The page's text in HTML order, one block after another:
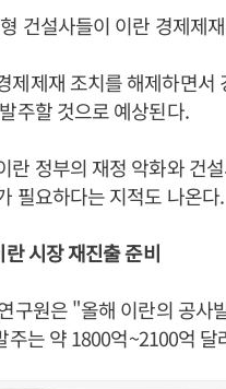
건설사들이 이란 경제제
제제재 조치를 해제하면
주할 것으로 예상된다.
란 정부의 재정 악화와 건
필요하다는 지적도 나온다.
시장 재진출 준비
구원은 "올해 이란의 공사
주는 약 1800억~2100억